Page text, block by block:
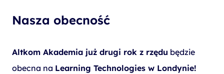
Nasza obecność
Altkom Akademia już drugi rok z rzędu będzie
obecna na Learning Technologies w Londynie!